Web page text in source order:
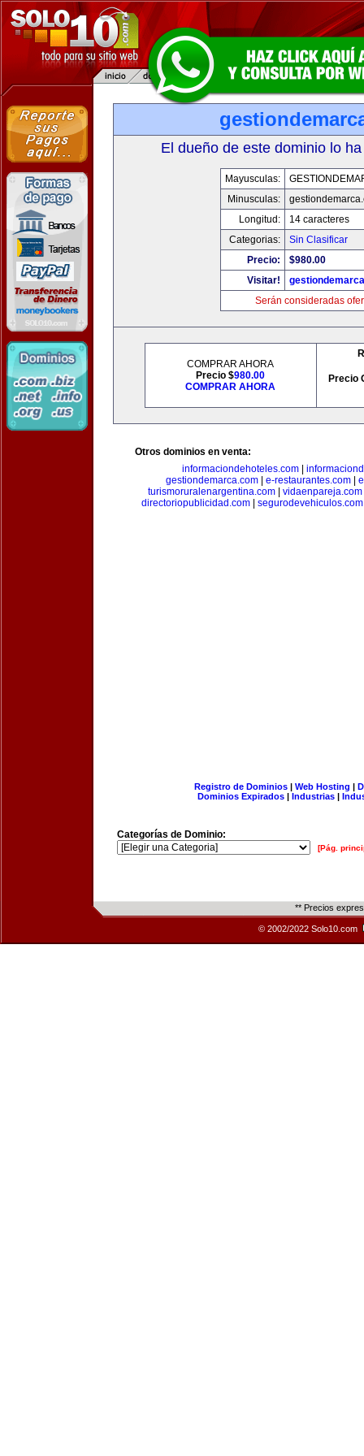
El dueño de este dominio lo
Mayusculas:
Minusculas:
Longitud:
14 caracteres
Categorias:
Sin Clasificar
Precio:
$980.00
Visitar!
Serán consideradas
COMPRAR AHORA
Precio $980.00
COMPRAR AHORA
Precio
Otros dominios en venta:
informaciondehoteles.com|
gestiondemarca.com| e-restaurantes.com|
turismoruralenargentina.com| vidaenpareja.com
directoriopublicidad.com
segurodevehiculos.com
Registro de Dominios| Web Hosting |
Dominios Expirados | Industrias |
Categorías de Dominio:
[Pág.
** Precios
© 2002/2022 Solo10.com